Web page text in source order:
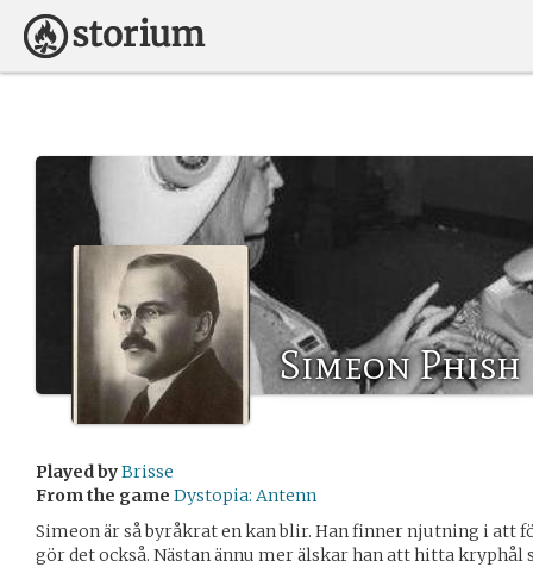
Simeon Phish
Played byBrisse
From the game Dystopia: Antenn
Simeon är så byråkrat en kan blir. Han finner njutning i att
gör det också. Nästan ännu mer älskar han att hitta